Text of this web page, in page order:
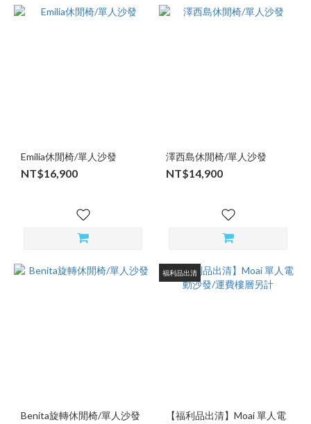
Emilia休閒椅/單人沙發
NT$16,900
澤西島休閒椅/單人沙發
NT$14,900
Benita旋轉休閒椅/單人沙發
福利品出清
【福利品出清】Moai 單人電